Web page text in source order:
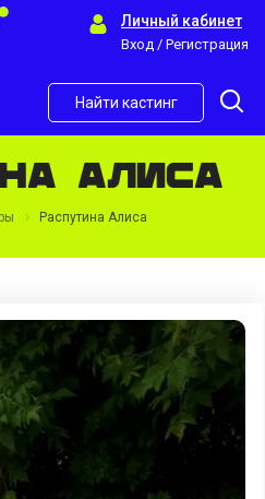
Личный кабинет
Вход / Регистрация
Найти кастинг
Алиса
Распутина Алиса